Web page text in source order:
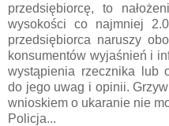
przedsiębiorcę, to
wysokości co najmniej
przedsiębiorca naruszy
konsumentów wyjaśnień i
wystąpienia rzecznika lub
do jego uwag i opinii.
wnioskiem o ukaranie nie
Policja...